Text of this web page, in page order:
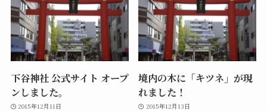
下谷神社 公式サイト オープ
ンしました。
2015年12月11日
境内の木に「キツネ」が現
れました！
2015年12月13日